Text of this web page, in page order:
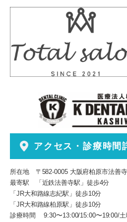
アクセス・診療時間
所在地 〒582-0005 大阪府柏原市法善
最寄駅 「近鉄法善寺駅」徒歩4分
「JR大和路線志紀駅」徒歩10分
「JR大和路線柏原駅」徒歩10分
診療時間 9:30〜13:00/15:00〜19:00/土